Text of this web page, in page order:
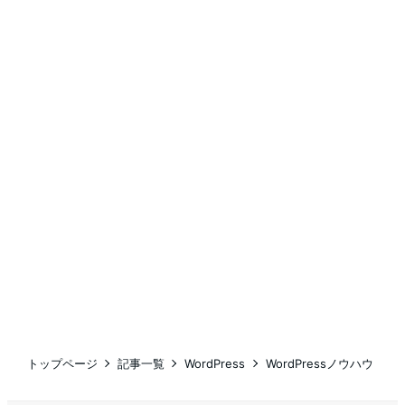
トップページ 記事一覧 WordPress WordPressノウハウ